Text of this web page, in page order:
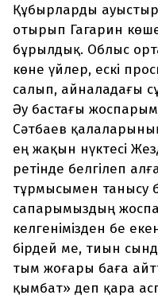
Құбырларды
отырып Гагарин
бұрылдық. Облыс
көне үйлер, ескі
салып, айналадағы
Әу бастағы
Сәтбаев
ең жақын нүктесі
ретінде белгілеп
тұрмысымен танысу
сапарымыздың
келгенімізден бе
бірдей ме, тиын
тым жоғары баға
қымбат» деп қара